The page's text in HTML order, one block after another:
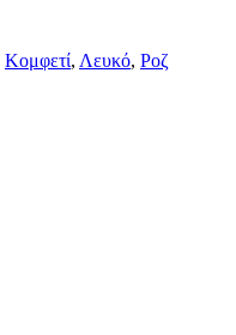
Κομφετί, Λευκό, Ροζ